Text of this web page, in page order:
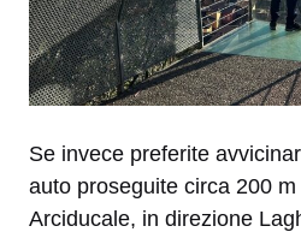
Se invece preferite
auto proseguite circa 200
Arciducale, in direzione